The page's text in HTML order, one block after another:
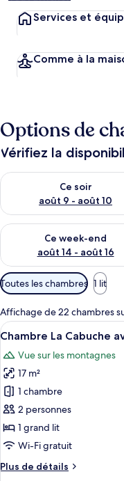
Services et
Comme à la
Options de
Vérifiez la
Ce soir
août 9 - août 10
Vérifier la disponibilité
Ce week-end
août 14 - août 16
Vérifier la disponibilité
Filtres
disponibles
pour
les
chambres
Toutes les chambres 1 lit
Affichage de 22 chambres
Afficher
toutes
les
photos
pour
ce
type
de
chambre :
Chambre
5
Chambre La Cabuche
Vue sur les montagnes
17 m²
1 chambre
2 personnes
1 grand lit
Wi-Fi gratuit
Plus de détails
Plus